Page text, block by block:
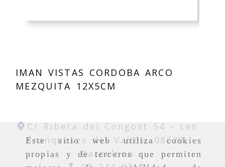
Este sitio web utiliza cookies
propias y de terceros que permiten
IMAN VISTAS CORDOBA ARCO
MEZQUITA 12X5CM
C/ Ribera del Congost 54 -
Les
Franqueses del Vallés, 08520,
Barcelona